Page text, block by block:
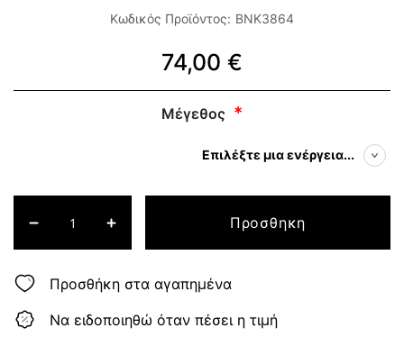
Κωδικός Προϊόντος: BNK3864
74,00 €
Μέγεθος
Επιλέξτε μια ενέργεια...
Προσθηκη
Προσθήκη στα αγαπημένα
Να ειδοποιηθώ όταν πέσει η τιμή